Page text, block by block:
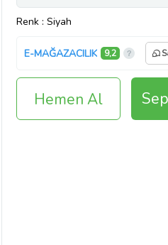
Renk : Siyah
E-MAĞAZACILIK 9,2
Hemen Al